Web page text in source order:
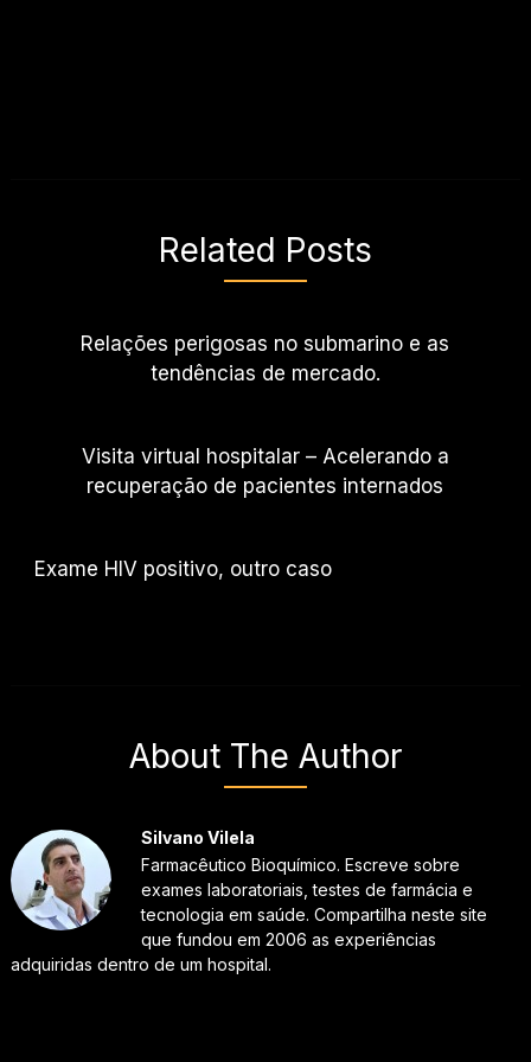
Related Posts
Relações perigosas no submarino e as
tendências de mercado.
Visita virtual hospitalar – Acelerando a
recuperação de pacientes internados
Exame HIV positivo, outro caso
About The Author
Silvano Vilela
Farmacêutico Bioquímico. Escreve sobre
exames laboratoriais, testes de farmácia e
tecnologia em saúde. Compartilha neste site
que fundou em 2006 as experiências
adquiridas dentro de um hospital.